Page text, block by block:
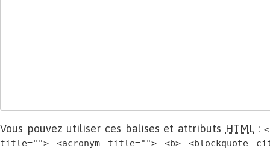
Vous pouvez utiliser ces balises et attributs HTML:
title=""> <acronym title=""> <b> <blockquote